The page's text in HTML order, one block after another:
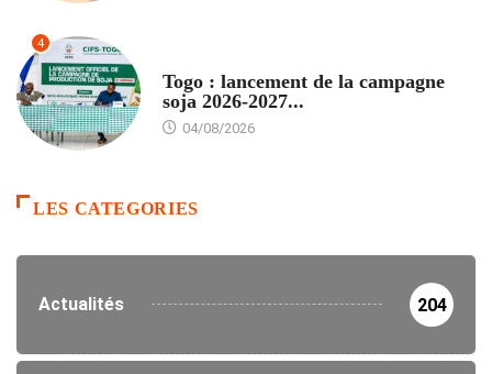
4
Togo : lancement de la campagne
soja 2026-2027...
04/08/2026
LES CATEGORIES
Actualités 204